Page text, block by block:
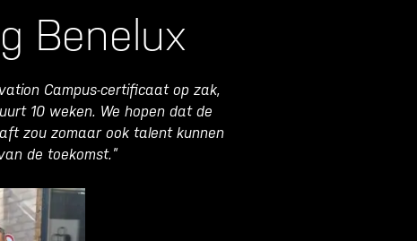
Benelux
Campus-certificaat op zak,
10 weken. We hopen dat de
zou zomaar ook talent kunnen
de toekomst.”